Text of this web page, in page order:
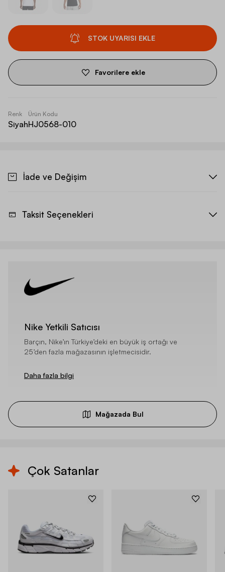
STOK UYARISI EKLE
Favorilere ekle
Renk
Siyah
Ürün Kodu
HJ0568-010
İade ve Değişim
Taksit Seçenekleri
Nike Yetkili Satıcısı
Barçın, Nike’ın Türkiye’deki en büyük iş ortağı ve
25’den fazla mağazasının işletmecisidir.
Daha fazla bilgi
Mağazada Bul
Çok Satanlar